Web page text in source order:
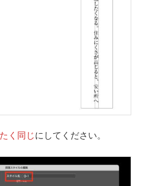
く同じにしてください。